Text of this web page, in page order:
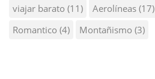
viajar barato (11) Aerolíneas (17)
Romantico (4) Montañismo (3)